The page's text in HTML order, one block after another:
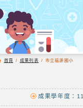
首頁 / 成果列表 / 市立福源國小
成果學年度：